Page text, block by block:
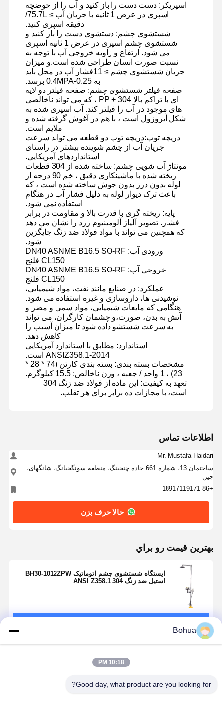
اسپریکر: دست دست را باز کنید و آب را از حوضچه
اسپری در عرض 1 ثانیه با جریان آب ≥ 75.7L/
دقیقه اسپری کنید.
شستشوی چشم: دستشوی دست را باز کنید و
شستشوی چشم اسپری در عرض 1 ثانیه اسپری
می شود. ارتفاع و زاویه خروجی آب با توجه به
نسبت صورت انسان طراحی شده است.و میزان
جریان شستشوی چشم ≥ 11فشار آب در محل باید
به 0.25-0.4MPA برسد.
صفحه فیلتر شستشوی چشم: صفحه فیلتر دو لایه
ای با تراکم بالا PP + 304 ، که می تواند ناخالصی
های موجود در آب را فیلتر کند. آب اسپری شده به
شکل آیروزول است ، با هم در آغوش گرفته شده و
ملایم است.
دریچه توپ:دریچه توپ دو قطعه می تواند سرعت
جریان آب از چشم شوینده بیشتر در راستای
استانداردهای آمریکایی.
مونتاژ آب شویی چشم: ساخته شده از 304 قطعات
ریخته شده با ماشینکاری دقیق ، خم 90 درجه از
لوله بدون درز بدون جوش ساخته شده است ، که
باعث ترک دیوار لوله به دلیل فشار آب در هنگام
استفاده نمی شود.
پایه: ریخته گری با قدرت بالا و مقاومت در برابر
فشار. تصویر آلیاژ آلومینیوم زرد را نشان می دهد
که همچنین می تواند با مواد فولاد ضد زنگ جایگزین
شود.
ورودی آب: DN40 ASNME B16.5 SO-RF
CL150 فلنج
خروجی آب: DN40 ASNME B16.5 SO-RF
CL150 فلنج
عملکرد: در صنایع مانند نفت، مواد شیمیایی،
نوشیدنی ها، داروسازی و غیره استفاده می شود.
هنگامی که مایعات شیمیایی، مواد سمی و مضر و
آتش به بدن، صورت،و چشمان كارگران، می تواند
به سرعت شستشو داده شود تا میزان آسیب را
کاهش دهد.
استاندارد: مطابق با استاندارد آمریکایی
ANSIZ358.1-2014 است.
مشخصات بسته بندی: بسته بندی کارتن (74 * 28 *
23) ، 1 واحد / جعبه ، وزن ناخالص: 15.5 کیلوگرم.
تعهد به کیفیت: این ماده از فولاد ضد زنگ 304
است، با مجازات ده برابر برای هر تقلب.
اطلاعات تماس
Mr. Mustafa Haidari
ساختمان 13، شماره 661 جاده چنجینگ، منطقه سونگجیانگ، شانگهای،
چین
+86 18917119171
حالا حرف بزن
بهترين قيمت رو براي
ایستگاه شستشوی چشم اتوماتیک BH30-1012ZPW
استیل ضد زنگ 304 ANSI Z358.1
Bohua
10:18 PM
Good day, what product are you looking for?